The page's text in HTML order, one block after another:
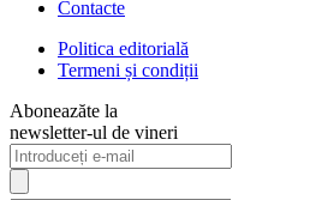
Contacte
Politica editorială
Termeni și condiții
Aboneazăte la
newsletter-ul de vineri